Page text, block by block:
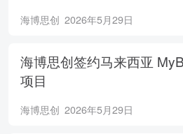
海博思创 2026年5月29日
海博思创签约马来西亚
项目
海博思创 2026年5月29日